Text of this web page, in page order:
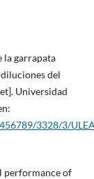
la garrapata
del
Universidad
3328/3/
performance of